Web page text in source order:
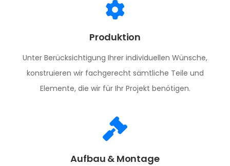
Produktion
Unter Berücksichtigung Ihrer individuellen Wünsche,
konstruieren wir fachgerecht sämtliche Teile und
Elemente, die wir für Ihr Projekt benötigen.
Aufbau & Montage